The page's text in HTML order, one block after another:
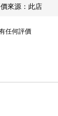
任何評價